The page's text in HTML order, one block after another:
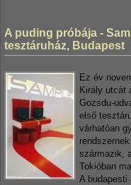
A puding próbája -
tesztáruház, Budapest
Ez év
Király utcát
Gozsdu-
első
várhatóan
származik,
Tokióban
A budapesti